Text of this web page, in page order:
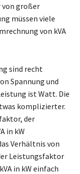
von großer
müssen viele
von kVA
sind recht
Spannung und
ist Watt. Die
komplizierter.
der
in kW
Verhältnis von
Leistungsfaktor
in kW einfach